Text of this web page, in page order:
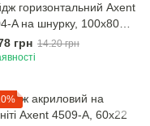
горизонтальний Axent
A на шнурку, 100x80
грн 14.20 грн